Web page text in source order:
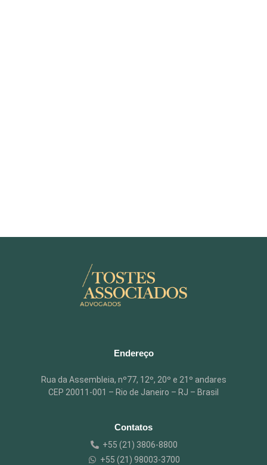
Endereço
Rua da Assembleia, nº77, 12º, 20º e 21º andares
CEP 20011-001 – Rio de Janeiro – RJ – Brasil
Contatos
+55 (21) 3806-8800
+55 (21) 98003-3700